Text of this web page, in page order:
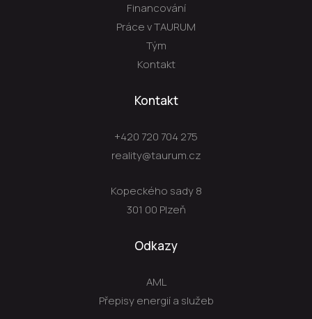
Financování
Práce v TAURUM
Tým
Kontakt
Kontakt
+420 720 704 275
reality@taurum.cz
Kopeckého sady 8
301 00 Plzeň
Odkazy
AML
Přepisy energií a služeb